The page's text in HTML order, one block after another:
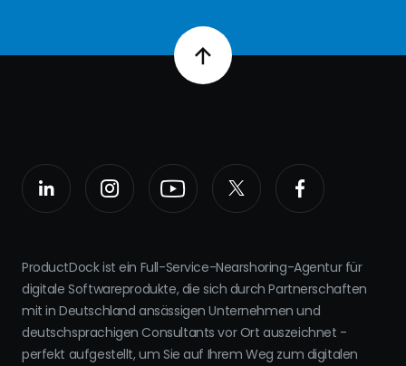
ProductDock ist ein Full-Service-Nearshoring-Agentur für
digitale Softwareprodukte, die sich durch Partnerschaften
mit in Deutschland ansässigen Unternehmen und
deutschsprachigen Consultants vor Ort auszeichnet -
perfekt aufgestellt, um Sie auf Ihrem Weg zum digitalen